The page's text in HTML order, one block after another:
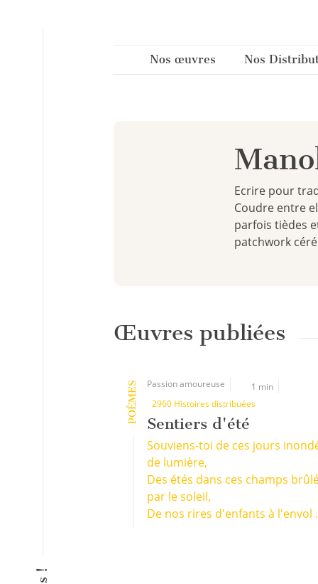
Nos œuvres Nos
Ecrire pour
Coudre entre
parfois tièdes
patchwork
Œuvres publiées
POÈMES Passion amoureuse
1 min
2960 Histoires distribuées
Sentiers d'été
Souviens-toi de ces jours
de lumière,
Des étés dans ces champs
par le soleil,
De nos rires d'enfants à l'envol